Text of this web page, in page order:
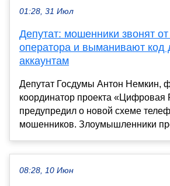
01:28, 31 Июл
Депутат: мошенники звонят
оператора и выманивают код
аккаунтам
Депутат Госдумы Антон Немкин,
координатор проекта «Цифровая
предупредил о новой схеме
мошенников. Злоумышленники
08:28, 10 Июн